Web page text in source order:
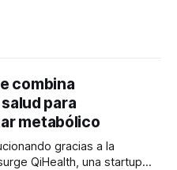
combina
para
metabólico
gracias a la
QiHealth, una startup